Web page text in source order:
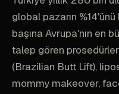
global pazarın
başına Avrupa'nın en
talep gören
(Brazilian Butt Lift),
mommy makeover,